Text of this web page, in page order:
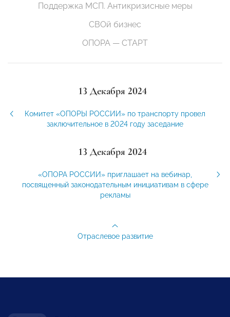
Поддержка МСП. Антикризисные меры
СВОй бизнес
ОПОРА — СТАРТ
13 Декабря 2024
Комитет «ОПОРЫ РОССИИ» по транспорту провел
заключительное в 2024 году заседание
13 Декабря 2024
«ОПОРА РОССИИ» приглашает на вебинар,
посвященный законодательным инициативам в сфере
рекламы
Отраслевое развитие